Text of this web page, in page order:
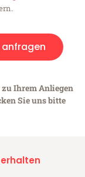
anfragen
Ihrem Anliegen
Sie uns bitte